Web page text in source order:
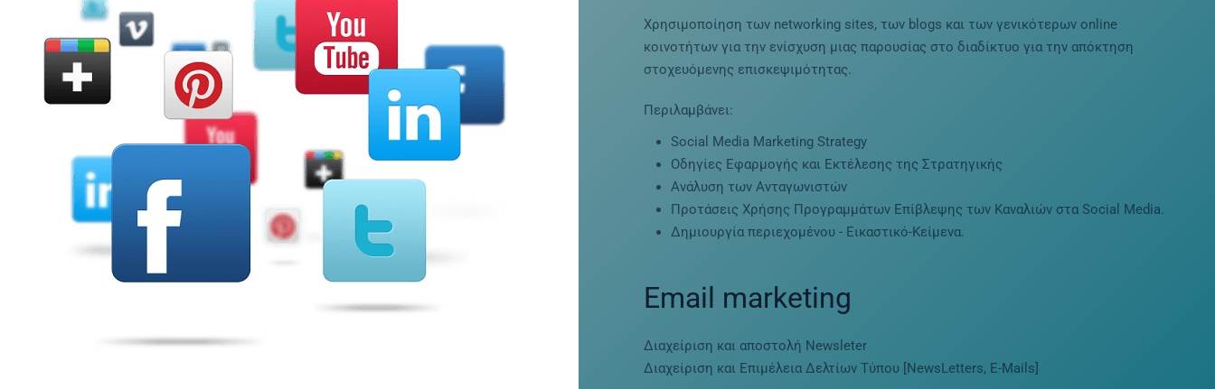
Χρησιμοποίηση των networking sites, των blogs και των γενικότερων online
κοινοτήτων για την ενίσχυση μιας παρουσίας στο διαδίκτυο για την απόκτηση
στοχευόμενης επισκεψιμότητας.
Περιλαμβάνει:
Social Media Marketing Strategy
Οδηγίες Εφαρμογής και Εκτέλεσης της Στρατηγικής
Ανάλυση των Ανταγωνιστών
Προτάσεις Χρήσης Προγραμμάτων Επίβλεψης των Καναλιών στα Social Media.
Δημιουργία περιεχομένου - Εικαστικό-Κείμενα.
Email marketing
Διαχείριση και αποστολή Newsleter
Διαχείριση και Επιμέλεια Δελτίων Τύπου [NewsLetters, Ε-Mails]